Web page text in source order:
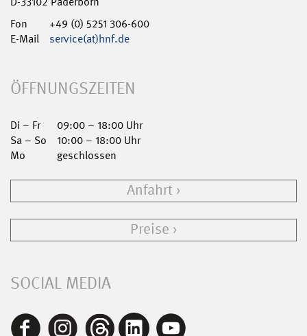
Fon
+49 (0) 5251 306-600
E-Mail
service(at)hnf.de
ÖFFNUNGSZEITEN
Di – Fr
09:00 – 18:00 Uhr
Sa – So
10:00 – 18:00 Uhr
Mo
geschlossen
Anfahrt
Preise
SOCIAL MEDIA